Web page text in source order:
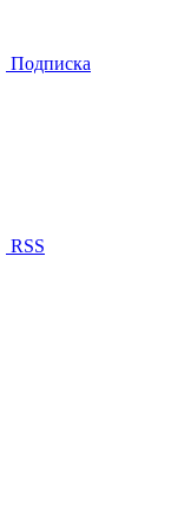
Подписка
RSS